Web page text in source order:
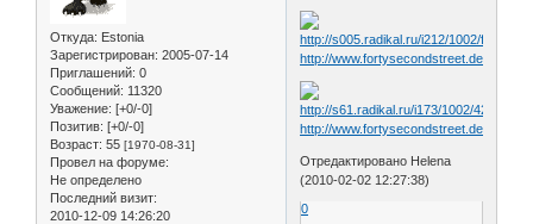
Откуда: Estonia
Зарегистрирован: 2005-07-14
Приглашений: 0
Сообщений: 11320
Уважение: [+0/-0]
Позитив: [+0/-0]
Возраст: 55 [1970-08-31]
Провел на форуме:
Не определено
Последний визит:
2010-12-09 14:26:20
http://www.fortysecondstreet.de/
http://www.fortysecondstreet.de/
Отредактировано Helena
(2010-02-02 12:27:38)
0